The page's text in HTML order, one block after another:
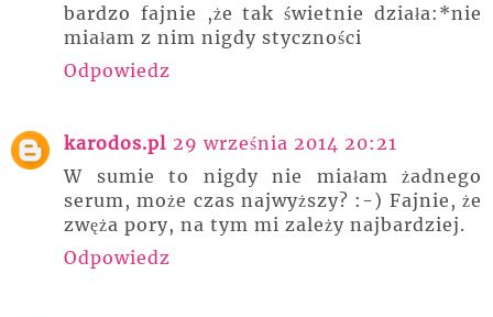
bardzo fajnie ,że tak świetnie działa:*nie
miałam z nim nigdy styczności
Odpowiedz
karodos.pl 29 września 2014 20:21
W sumie to nigdy nie miałam żadnego
serum, może czas najwyższy? :-) Fajnie, że
zwęża pory, na tym mi zależy najbardziej.
Odpowiedz